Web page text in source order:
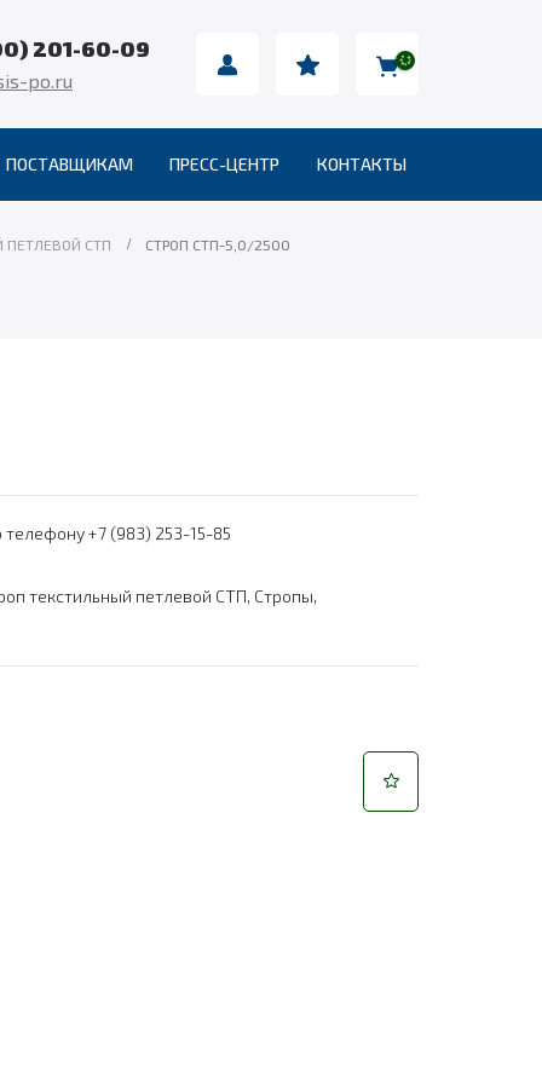
201-60-09
po.ru
ПОСТАВЩИКАМ ПРЕСС-ЦЕНТР КОНТАКТЫ
ПЕТЛЕВОЙ СТП СТРОП СТП-5,0/2500
телефону +7 (983) 253-15-85
текстильный петлевой СТП, Стропы,